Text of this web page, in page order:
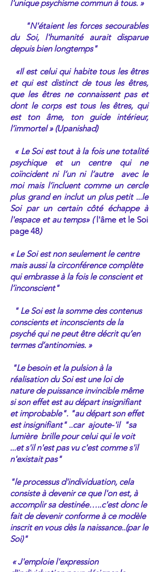
l'unique psychisme commun à tous. »
"N'étaient les forces secourables
du Soi, l'humanité aurait disparue
depuis bien longtemps"
«Il est celui qui habite tous les êtres
et qui est distinct de tous les êtres,
que les êtres ne connaissent pas et
dont le corps est tous les êtres, qui
est ton âme, ton guide intérieur,
l’immortel » (Upanishad)
« Le Soi est tout à la fois une totalité
psychique et un centre qui ne
coïncident ni l’un ni l’autre avec le
moi mais l’incluent comme un cercle
plus grand en inclut un plus petit ...le
Soi par un certain côté échappe à
l'espace et au temps» ( l'âme et le Soi
page 48)
« Le Soi est non seulement le centre
mais aussi la circonférence complète
qui embrasse à la fois le conscient et
l’inconscient"
" Le Soi est la somme des contenus
conscients et inconscients de la
psyché qui ne peut être décrit qu’en
termes d’antinomies. »
"Le besoin et la pulsion à la
réalisation du Soi est une loi de
nature de puissance invincible même
si son effet est au départ insignifiant
et improbable". "au départ son effet
est insignifiant" ..car ajoute-'il "sa
lumière brille pour celui qui le voit
...et s'il n'est pas vu c'est comme s'il
n'existait pas"
"le processus d'individuation, cela
consiste à devenir ce que l'on est, à
accomplir sa destinée…..c'est donc le
fait de devenir conforme à ce modèle
inscrit en vous dès la naissance..(par le
Soi)"
« J'emploie l'expression